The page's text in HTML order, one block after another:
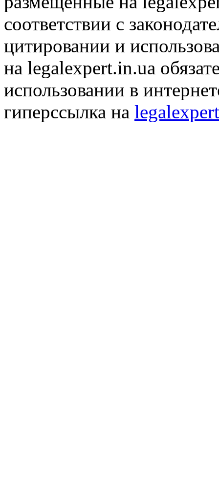
соответствии с
цитировании и
на legalexpert.in.ua
использовании в
гиперссылка на